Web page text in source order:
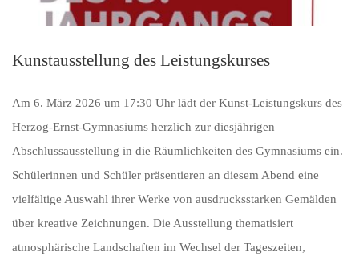
Kunstausstellung des Leistungskurses
Am 6. März 2026 um 17:30 Uhr lädt der Kunst-Leistungskurs des
Herzog-Ernst-Gymnasiums herzlich zur diesjährigen
Abschlussausstellung in die Räumlichkeiten des Gymnasiums ein.
Schülerinnen und Schüler präsentieren an diesem Abend eine
vielfältige Auswahl ihrer Werke von ausdrucksstarken Gemälden
über kreative Zeichnungen. Die Ausstellung thematisiert
atmosphärische Landschaften im Wechsel der Tageszeiten,